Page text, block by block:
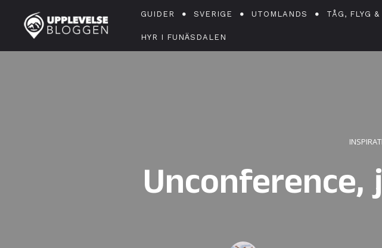
GUIDER SVERIGE UTOMLANDS TÅG, FLYG
HYR I FUNÄSDALEN